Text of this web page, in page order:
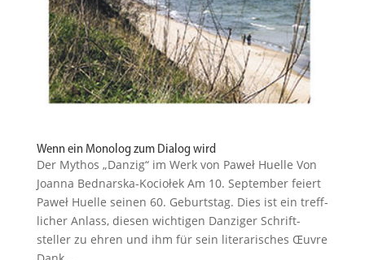
Wenn ein Monolog zum Dialog wird
Der Mythos „Danzig“ im Werk von Paweł Huelle Von
Joanna Bednarska-Kociołek Am 10. September feiert
Paweł Huelle seinen 60. Geburtstag. Dies ist ein treff­
licher Anlass, diesen wichtigen Danziger Schrift­
steller zu ehren und ihm für sein litera­ri­sches Œuvre